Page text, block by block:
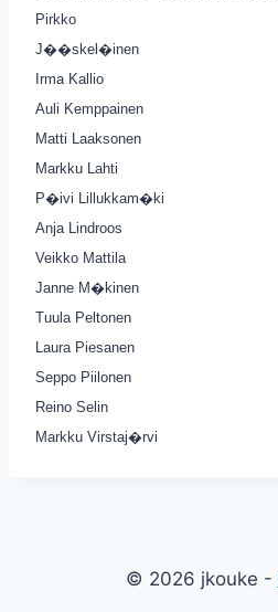
Pirkko
J��skel�inen
Irma Kallio
Auli Kemppainen
Matti Laaksonen
Markku Lahti
P�ivi Lillukkam�ki
Anja Lindroos
Veikko Mattila
Janne M�kinen
Tuula Peltonen
Laura Piesanen
Seppo Piilonen
Reino Selin
Markku Virstaj�rvi
© 2026 jkouke -